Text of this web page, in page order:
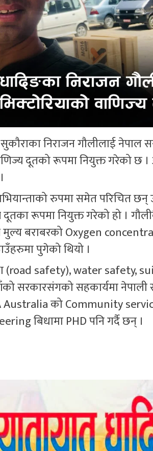
निराजन गौलीलाई नेपाल
दूतको रूपमा नियुक्त गरेको छ
रुपमा समेत परिचित
रूपमा नियुक्त गरेको हो ।
बराबरको Oxygen
पुगेको थियो ।
(road safety), water safety,
सरकारसंगको सहकार्यमा
Australia को Community
बिधामा PHD पनि गर्दै छन् ।